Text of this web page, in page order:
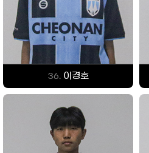
36.이경호